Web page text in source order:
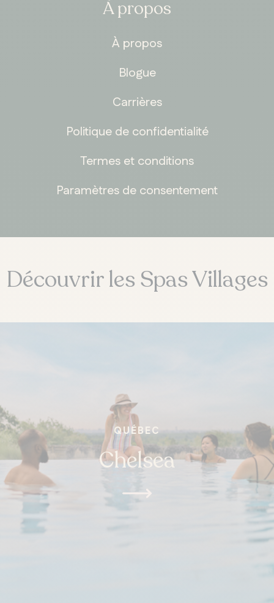
À propos
À propos
Blogue
Carrières
Politique de confidentialité
Termes et conditions
Paramètres de consentement
Découvrir les Spas Villages
QUÉBEC
Chelsea